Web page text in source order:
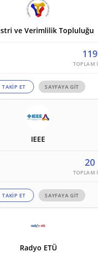
ve Verimlilik Topluluğu
119
TAKİP ET SAYFAYA GİT
IEEE
20
TAKİP ET SAYFAYA GİT
Radyo ETÜ